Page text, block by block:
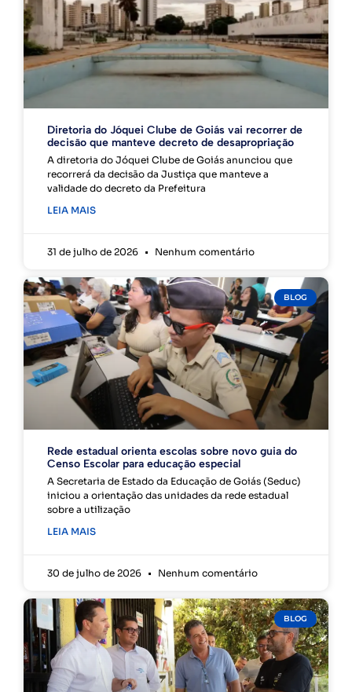
Diretoria do Jóquei Clube de Goiás vai recorrer de
decisão que manteve decreto de desapropriação
A diretoria do Jóquei Clube de Goiás anunciou que
recorrerá da decisão da Justiça que manteve a
validade do decreto da Prefeitura
LEIA MAIS
31 de julho de 2026 Nenhum comentário
BLOG
Rede estadual orienta escolas sobre novo guia do
Censo Escolar para educação especial
A Secretaria de Estado da Educação de Goiás (Seduc)
iniciou a orientação das unidades da rede estadual
sobre a utilização
LEIA MAIS
30 de julho de 2026 Nenhum comentário
BLOG